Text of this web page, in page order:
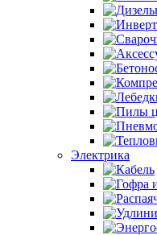
Электрика